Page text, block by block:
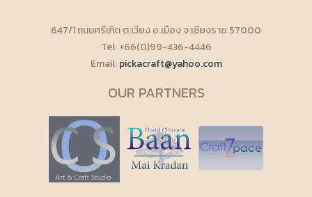
647/1 ถนนศรีเกิด ต.เวียง อ.เมือง จ.เชียงราย 57000
Tel: +66(0)99-436-4446
Email:pickacraft@yahoo.com
OUR PARTNERS